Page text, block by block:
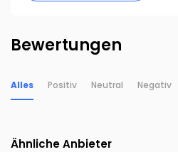
Bewertungen
Alles Positiv Neutral Negativ
Ähnliche Anbieter